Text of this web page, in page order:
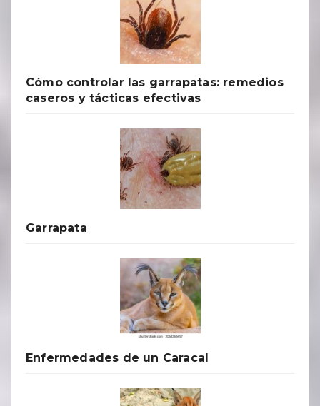
Cómo controlar las garrapatas: remedios
caseros y tácticas efectivas
Garrapata
Enfermedades de un Caracal